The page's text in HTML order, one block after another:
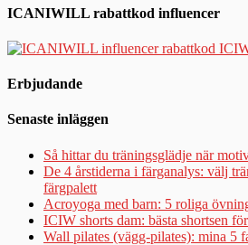
ICANIWILL rabattkod influencer
Erbjudande
Senaste inläggen
Så hittar du träningsglädje när
De 4 årstiderna i färganalys: välj
färgpalett
Acroyoga med barn: 5 roliga
ICIW shorts dam: bästa shortsen
Wall pilates (vägg-pilates): mina 5